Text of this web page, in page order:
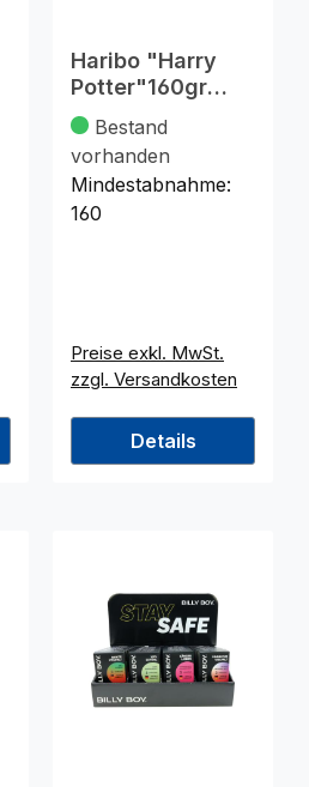
Haribo "Harry
Potter"160gr
160er Displ,MHD
8/26,
Bestand
vorhanden
Mindestabnahme:
160
Preise exkl. MwSt.
zzgl. Versandkosten
Details